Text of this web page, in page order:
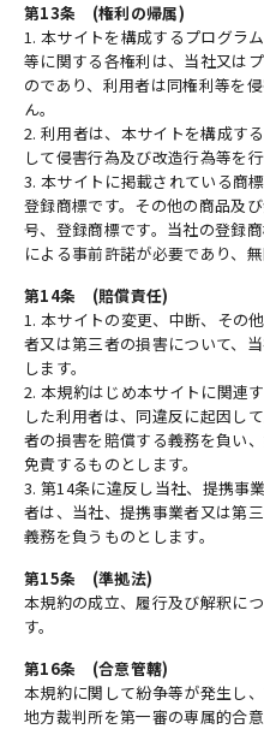
第13条 (権利の帰属)
1. 本サイトを構成するプログラ
等に関する各権利は、当社又は
のであり、利用者は同権利等を
ん。
2. 利用者は、本サイトを構成す
して侵害行為及び改造行為等を
3. 本サイトに掲載されている商
登録商標です。その他の商品及
号、登録商標です。当社の登録
による事前許諾が必要であり、無
第14条 (賠償責任)
1. 本サイトの変更、中断、その
者又は第三者の損害について、
します。
2. 本規約はじめ本サイトに関連
した利用者は、同違反に起因し
者の損害を賠償する義務を負い
免責するものとします。
3. 第14条に違反し当社、提携事
者は、当社、提携事業者又は第
義務を負うものとします。
第15条 (準拠法)
本規約の成立、履行及び解釈に
す。
第16条 (合意管轄)
本規約に関して紛争等が発生し
地方裁判所を第一審の専属的合意